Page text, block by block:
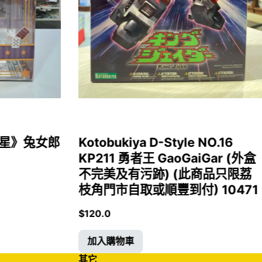
》兔女郎
Kotobukiya D-Style NO.16
KP211 勇者王 GaoGaiGar (外盒
不完美及有污跡) (此商品只限荔
枝角門市自取或順豐到付) 10471
$120.0
加入購物車
其它